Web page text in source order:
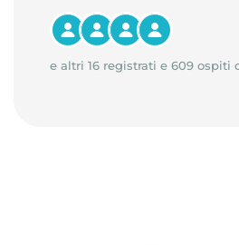
e altri 16 registrati e 609 ospiti